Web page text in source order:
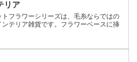
リア
フラワーシリーズは、毛糸ならではの
テリア雑貨です。フラワーベースに挿